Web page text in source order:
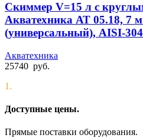
Скиммер V=15 л с
Акватехника АТ 05.18, 7
(универсальный), AISI-
Акватехника
25740 руб.
1.
Доступные цены.
Прямые поставки оборудования.